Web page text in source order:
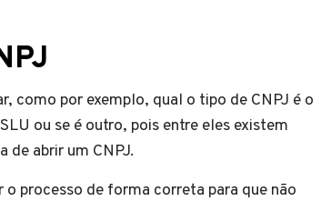
como por exemplo, qual o tipo de CNPJ é o
ou se é outro, pois entre eles existem
de abrir um CNPJ.
processo de forma correta para que não